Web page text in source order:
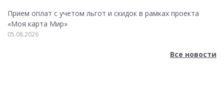
Прием оплат с учетом льгот и скидок в рамках проекта
«Моя карта Мир»
05.08.2026
Все новости